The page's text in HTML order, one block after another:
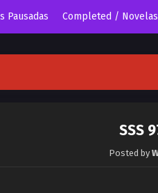
Pausadas Completed / Novelas
SSS
Posted by